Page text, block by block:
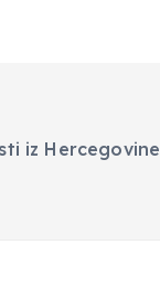
iz Hercegovine